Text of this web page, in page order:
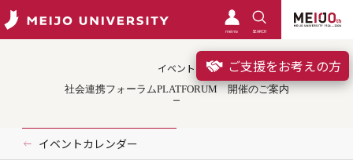
meimo SEARCH
ご支援をお考えの方
イベント
社会連携フォーラムPLATFORUM 開催のご案内
イベントカレンダー